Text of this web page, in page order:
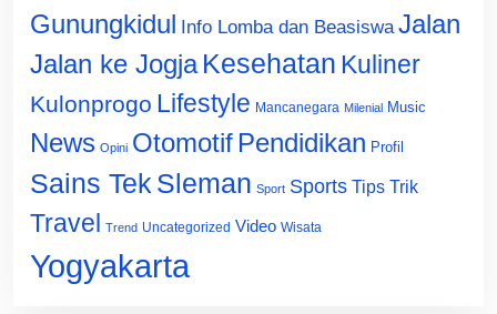
Gunungkidul Info Lomba dan Beasiswa Jalan
Jalan ke Jogja Kesehatan Kuliner
Kulonprogo Lifestyle Mancanegara Milenial Music
News Opini Otomotif Pendidikan Profil
Sains Tek Sleman Sport Sports Tips Trik
Travel Trend Uncategorized Video Wisata
Yogyakarta